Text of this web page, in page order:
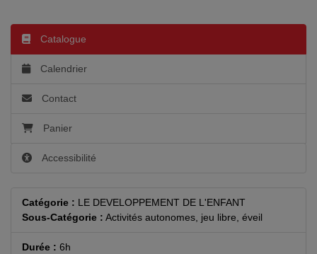
Catalogue
Calendrier
Contact
Panier
Accessibilité
Catégorie : LE DEVELOPPEMENT DE L'ENFANT
Sous-Catégorie : Activités autonomes, jeu libre, éveil
Durée : 6h